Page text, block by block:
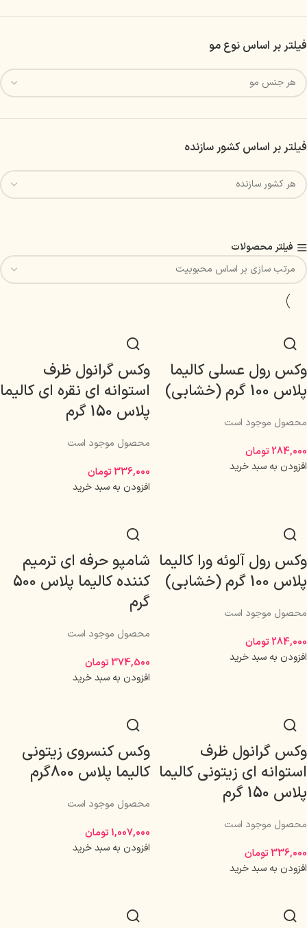
فیلتر بر اساس نوع مو
فیلتر بر اساس کشور سازنده
فیلتر محصولات
وکس رول عسلی کالیما
پلاس 100 گرم (خشابی)
محصول موجود است
284,000تومان
افزودن به سبد خرید
وکس گرانول ظرف
استوانه ای نقره ای کالیما
پلاس 150 گرم
محصول موجود است
336,000تومان
افزودن به سبد خرید
وکس رول آلوئه ورا کالیما
پلاس 100 گرم (خشابی)
محصول موجود است
284,000تومان
افزودن به سبد خرید
شامپو حرفه ای ترمیم
کننده کالیما پلاس 500
گرم
محصول موجود است
374,500تومان
افزودن به سبد خرید
وکس گرانول ظرف
استوانه ای زیتونی کالیما
پلاس 150 گرم
محصول موجود است
336,000تومان
افزودن به سبد خرید
وکس کنسروی زیتونی
کالیما پلاس 800گرم
محصول موجود است
1,007,000تومان
افزودن به سبد خرید